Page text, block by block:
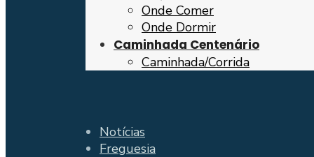
Onde Comer
Onde Dormir
Caminhada Centenário
Caminhada/Corrida
Notícias
Freguesia